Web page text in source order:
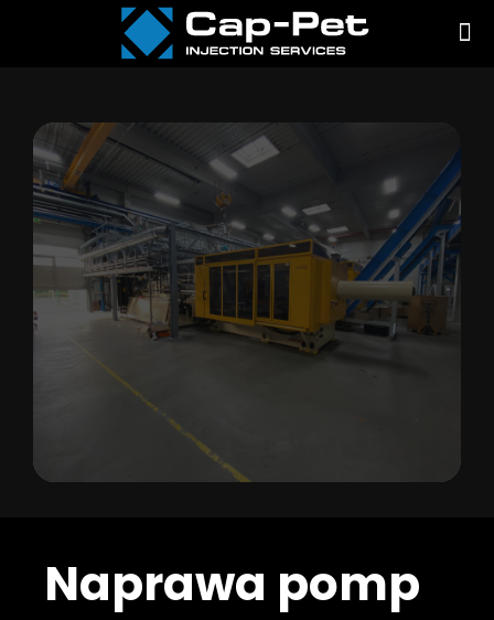
Naprawa pomp